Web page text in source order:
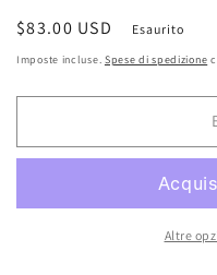
Prezzo
di
$83.00 USD Esaurito
Imposte incluse. Spese di spedizione
Altre